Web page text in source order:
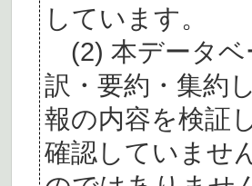
しています。
(2) 本データベ
訳・要約・集約
報の内容を検証
確認していませ